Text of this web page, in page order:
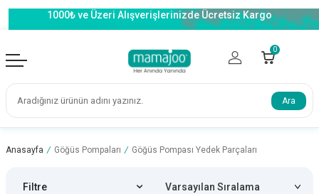
1000₺ ve Üzeri Alışverişlerinizde Ücretsiz Kargo
0
Ara
Anasayfa / Göğüs Pompaları / Göğüs Pompası Yedek Parçaları
Filtre